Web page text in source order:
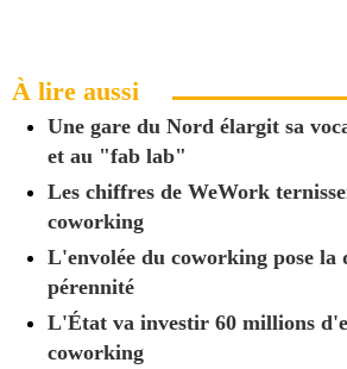
À lire aussi
Une gare du Nord élargit sa
et au "fab lab"
Les chiffres de WeWork
coworking
L'envolée du coworking pose la
pérennité
L'État va investir 60 millions
coworking